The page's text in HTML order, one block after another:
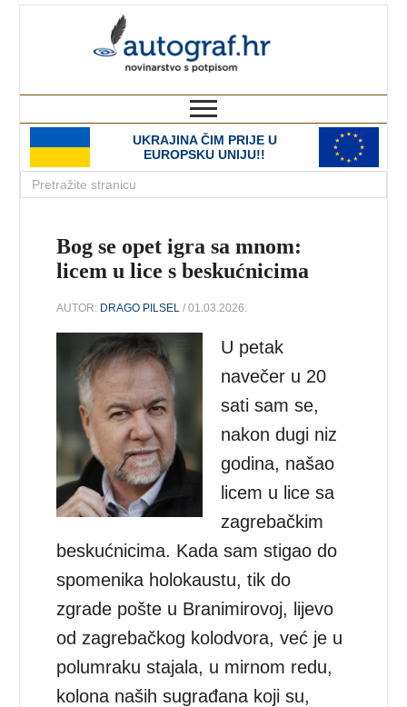
UKRAJINA ČIM PRIJE U
EUROPSKU UNIJU!!
Bog se opet igra sa mnom:
licem u lice s beskućnicima
AUTOR: DRAGO PILSEL / 01.03.2026.
U petak
navečer u 20
sati sam se,
nakon dugi niz
godina, našao
licem u lice sa
zagrebačkim
beskućnicima. Kada sam stigao do
spomenika holokaustu, tik do
zgrade pošte u Branimirovoj, lijevo
od zagrebačkog kolodvora, već je u
polumraku stajala, u mirnom redu,
kolona naših sugrađana koji su,